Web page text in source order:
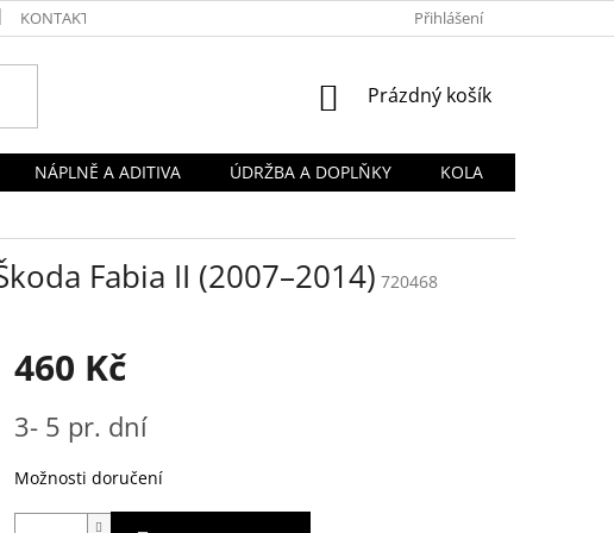
KONTAKTY PODMÍNKY OCHRANY OSOBNÍCH
Přihlášení
NÁKUPNÍ
Prázdný košík
NÁPLNĚ A ADITIVA ÚDRŽBA A DOPLŇKY
KOLA
Fabia II (2007–2014) 720468
460 Kč
cena:
3- 5 pr. dní
Možnosti doručení